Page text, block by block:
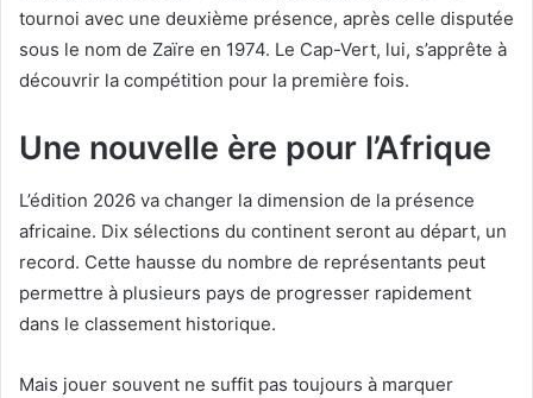
tournoi avec une deuxième présence, après celle disputée
sous le nom de Zaïre en 1974. Le Cap-Vert, lui, s’apprête à
découvrir la compétition pour la première fois.
Une nouvelle ère pour l’Afrique
L’édition 2026 va changer la dimension de la présence
africaine. Dix sélections du continent seront au départ, un
record. Cette hausse du nombre de représentants peut
permettre à plusieurs pays de progresser rapidement
dans le classement historique.
Mais jouer souvent ne suffit pas toujours à marquer